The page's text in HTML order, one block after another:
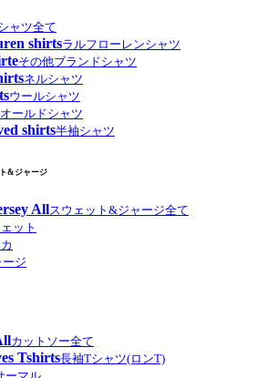
ャツ全て
shirtsラルフローレンシャツ
その他ブランドシャツ
ネルシャツ
ウールシャツ
オールドシャツ
shirts半袖シャツ
&ジャージ
Allスウェット&ジャージ全て
ット
ージ
カットソー全て
Tshirts長袖Tシャツ(ロンT)